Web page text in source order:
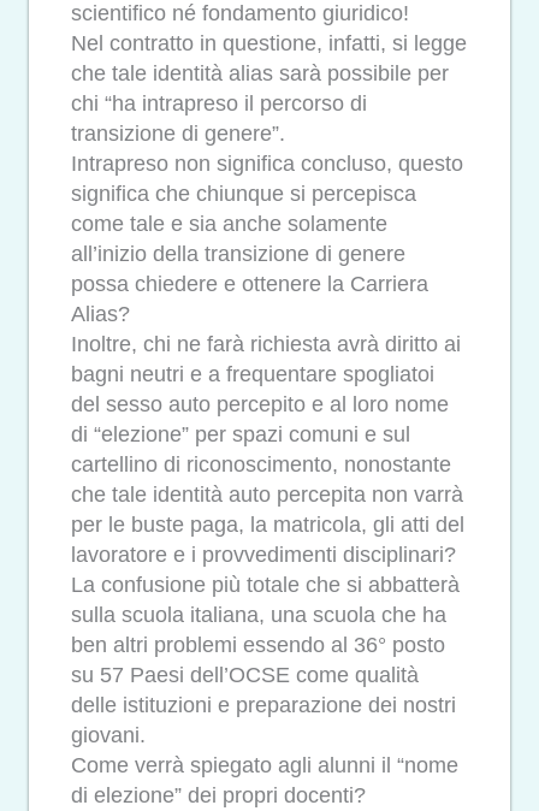
scientifico né fondamento giuridico!
Nel contratto in questione, infatti, si legge
che tale identità alias sarà possibile per
chi “ha intrapreso il percorso di
transizione di genere”.
Intrapreso non significa concluso, questo
significa che chiunque si percepisca
come tale e sia anche solamente
all’inizio della transizione di genere
possa chiedere e ottenere la Carriera
Alias?
Inoltre, chi ne farà richiesta avrà diritto ai
bagni neutri e a frequentare spogliatoi
del sesso auto percepito e al loro nome
di “elezione” per spazi comuni e sul
cartellino di riconoscimento, nonostante
che tale identità auto percepita non varrà
per le buste paga, la matricola, gli atti del
lavoratore e i provvedimenti disciplinari?
La confusione più totale che si abbatterà
sulla scuola italiana, una scuola che ha
ben altri problemi essendo al 36° posto
su 57 Paesi dell’OCSE come qualità
delle istituzioni e preparazione dei nostri
giovani.
Come verrà spiegato agli alunni il “nome
di elezione” dei propri docenti?